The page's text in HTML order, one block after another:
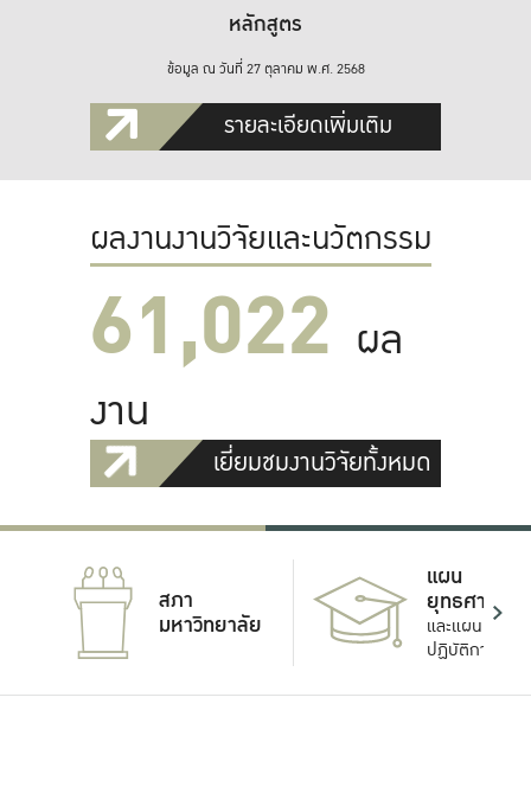
หลักสูตร
ข้อมูล ณ วันที่ 27 ตุลาคม พ.ศ. 2568
รายละเอียดเพิ่มเติม
ผลงานงานวิจัยและนวัตกรรม
61,022 ผล
งาน
เยี่ยมชมงานวิจัยทั้งหมด
สภา
มหาวิทยาลัย
แผน
ยุทธศาสตร์
และแผน
ปฏิบัติการ